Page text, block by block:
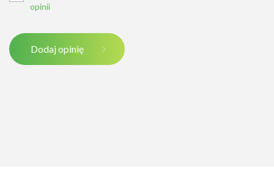
opinii
Dodaj opinię